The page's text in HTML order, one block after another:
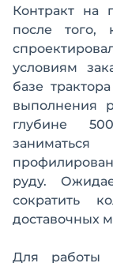
Контракт на
после того,
условиям
базе
выполнения
глубине
руду.
сократить
доставочных
Для работы